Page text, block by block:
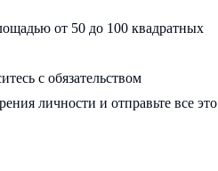
от 50 до 100 квадратных
с обязательством
личности и отправьте все это